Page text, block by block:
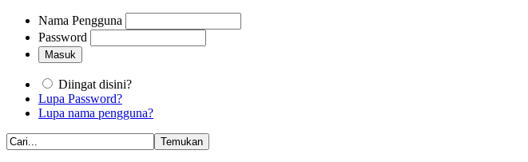
Nama Pengguna
Password
Diingat disini?
Lupa Password?
Lupa nama pengguna?